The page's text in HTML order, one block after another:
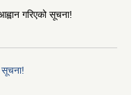
गरिएको सूचना!
सूचना!